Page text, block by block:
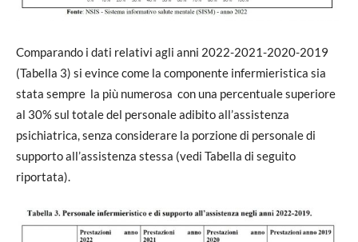
Comparando i dati relativi agli anni 2022-2021-2020-2019
(Tabella 3) si evince come la componente infermieristica sia
stata sempre la più numerosa con una percentuale superiore
al 30% sul totale del personale adibito all’assistenza
psichiatrica, senza considerare la porzione di personale di
supporto all’assistenza stessa (vedi Tabella di seguito
riportata).